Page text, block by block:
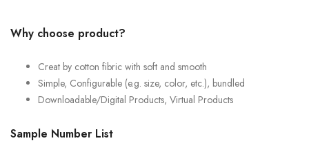
Why choose product?
Creat by cotton fibric with soft and smooth
Simple, Configurable (e.g. size, color, etc.), bundled
Downloadable/Digital Products, Virtual Products
Sample Number List